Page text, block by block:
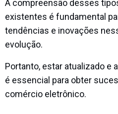
A compreensão desses
existentes é fundamental
tendências e inovações
evolução.
Portanto, estar atualizado e
é essencial para obter
comércio eletrônico.